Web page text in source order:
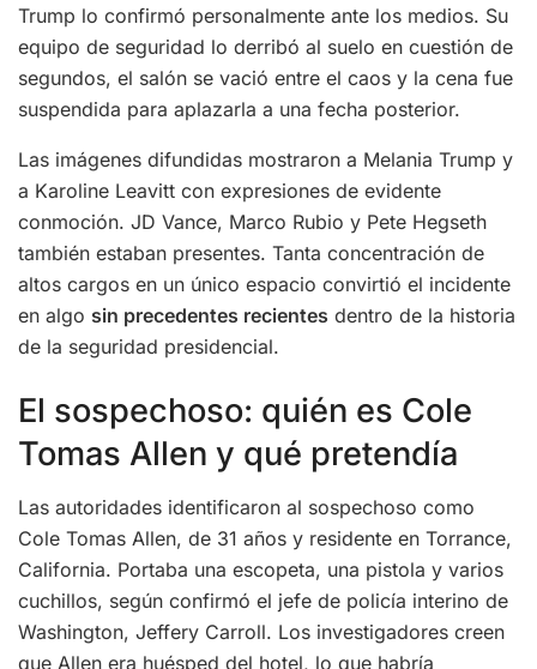
Trump lo confirmó personalmente ante los medios. Su
equipo de seguridad lo derribó al suelo en cuestión de
segundos, el salón se vació entre el caos y la cena fue
suspendida para aplazarla a una fecha posterior.
Las imágenes difundidas mostraron a Melania Trump y
a Karoline Leavitt con expresiones de evidente
conmoción. JD Vance, Marco Rubio y Pete Hegseth
también estaban presentes. Tanta concentración de
altos cargos en un único espacio convirtió el incidente
en algo sin precedentes recientes dentro de la historia
de la seguridad presidencial.
El sospechoso: quién es Cole
Tomas Allen y qué pretendía
Las autoridades identificaron al sospechoso como
Cole Tomas Allen, de 31 años y residente en Torrance,
California. Portaba una escopeta, una pistola y varios
cuchillos, según confirmó el jefe de policía interino de
Washington, Jeffery Carroll. Los investigadores creen
que Allen era huésped del hotel, lo que habría